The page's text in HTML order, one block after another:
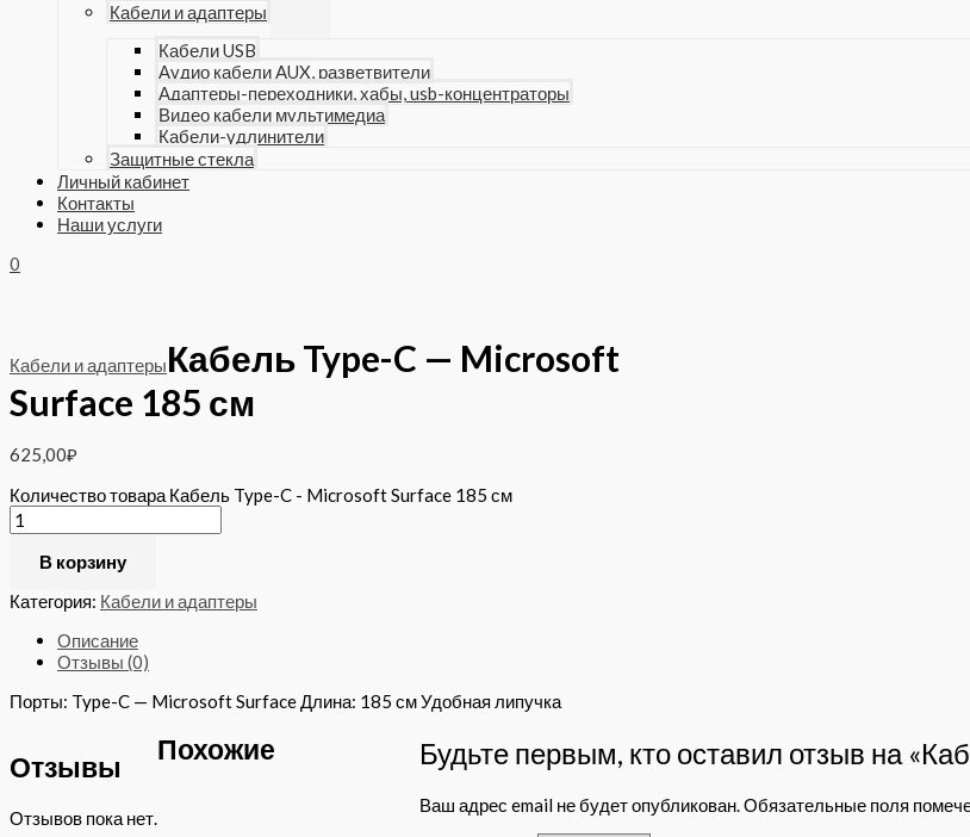
Кабели и адаптеры
Кабели USB
Аудио кабели AUX, разветвители
Адаптеры-переходники, хабы, usb-концентраторы
Видео кабели мультимедиа
Кабели-удлинители
Защитные стекла
Личный кабинет
Контакты
Наши услуги
0
Кабели и адаптерыКабель Type-C — Microsoft
Surface 185 см
625,00₽
Количество товара Кабель Type-C - Microsoft Surface 185 см
В корзину
Категория: Кабели и адаптеры
Описание
Отзывы (0)
Порты: Type-C — Microsoft Surface Длина: 185 см Удобная липучка
Отзывы
Отзывов пока нет.
Будьте первым, кто оставил отзыв на
Ваш адрес email не будет опубликован.Обязательные поля
Похожие